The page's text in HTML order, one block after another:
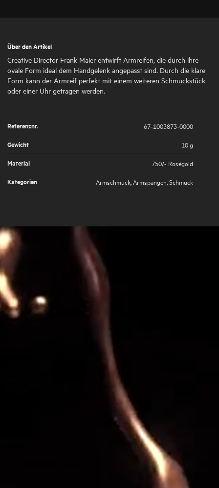
Über den Artikel
Creative Director Frank Maier entwirft Armreifen, die durch ihre
ovale Form ideal dem Handgelenk angepasst sind. Durch die klare
Form kann der Armreif perfekt mit einem weiteren Schmuckstück
oder einer Uhr getragen werden.
Referenznr.
67-1003873-0000
Gewicht
10 g
Material
750/- Roségold
Kategorien
Armschmuck Armspangen Schmuck